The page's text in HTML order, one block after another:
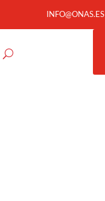
INFO@ONAS.ES